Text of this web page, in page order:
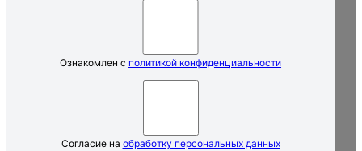
Ознакомлен с политикой конфиденциальности
Согласие на обработку персональных данных